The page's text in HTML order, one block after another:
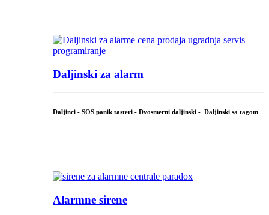
Daljinski za alarm
Daljinci - SOS panik tasteri - Dvosmerni daljinski - Daljinski sa tagom
Alarmne sirene